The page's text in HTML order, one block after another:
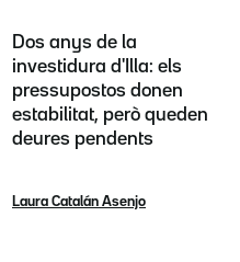
Dos anys de la
investidura d'Illa: els
pressupostos donen
estabilitat, però queden
deures pendents
Laura Catalán Asenjo